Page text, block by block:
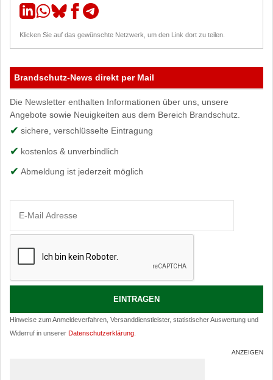
Klicken Sie auf das gewünschte Netzwerk, um den Link dort zu teilen.
Brandschutz-News direkt per Mail
Die Newsletter enthalten Informationen über uns, unsere
Angebote sowie Neuigkeiten aus dem Bereich Brandschutz.
sichere, verschlüsselte Eintragung
kostenlos & unverbindlich
Abmeldung ist jederzeit möglich
Hinweise zum Anmeldeverfahren, Versanddienstleister, statistischer Auswertung und
Widerruf in unserer Datenschutzerklärung
ANZEIGEN